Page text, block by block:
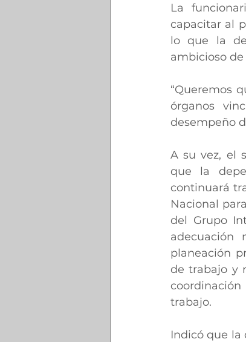
La
capacitar al
lo que la
ambicioso
“Queremos
órganos
desempeño
A su vez, el
que la
continuará
Nacional
del Grupo
adecuación
planeación
de trabajo y
trabajo.
Indicó que